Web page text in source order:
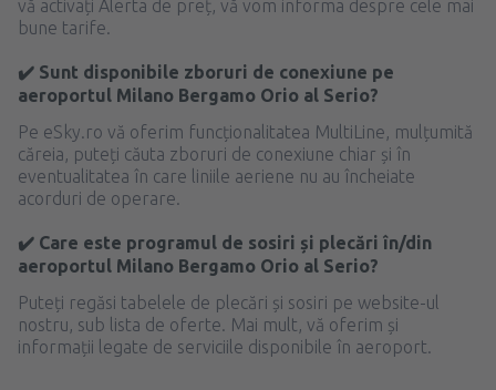
vă activați Alerta de preț, vă vom informa despre cele mai
bune tarife.
✔️ Sunt disponibile zboruri de conexiune pe
aeroportul Milano Bergamo Orio al Serio?
Pe eSky.ro vă oferim funcționalitatea MultiLine, mulțumită
căreia, puteți căuta zboruri de conexiune chiar și în
eventualitatea în care liniile aeriene nu au încheiate
acorduri de operare.
✔️ Care este programul de sosiri și plecări în/din
aeroportul Milano Bergamo Orio al Serio?
Puteți regăsi tabelele de plecări și sosiri pe website-ul
nostru, sub lista de oferte. Mai mult, vă oferim și
informații legate de serviciile disponibile în aeroport.